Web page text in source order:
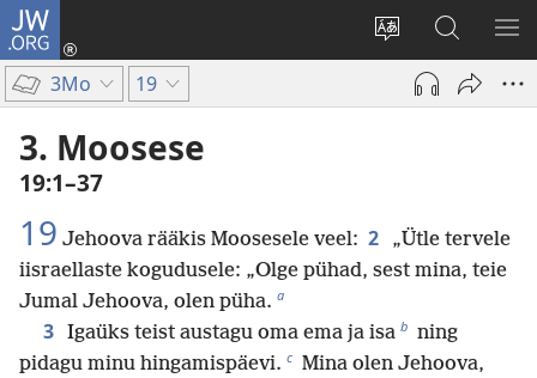
JW.ORG
Muuda
veebisaidi
keelt
Logi
sisse
Otsi
saidilt
JW.ORG
3Mo 19
3. Moosese
19:1–37
19 Jehoova rääkis Moosesele veel: 2
„Ütle tervele
iisraellaste kogudusele: „Olge pühad, sest mina, teie
Jumal Jehoova, olen püha. a
3 Igaüks teist austagu oma ema ja isa b ning
pidagu minu hingamispäevi. c Mina olen Jehoova,